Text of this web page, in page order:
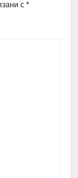
с *